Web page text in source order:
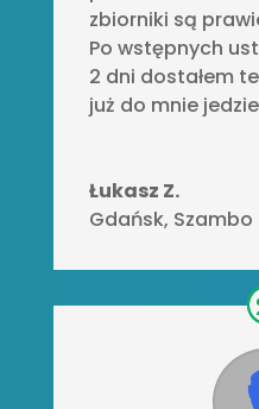
zbiorniki są
Po wstępnych
2 dni dostałem
już do mnie
Łukasz Z.
Gdańsk, Szambo